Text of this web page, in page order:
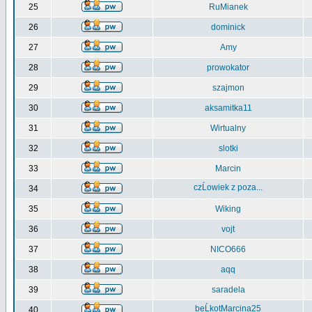
25 RuMianek
26 dominick
27 Amy
28 prowokator
29 szajmon
30 aksamitka11
31 Wirtualny
32 slotki
33 Marcin
34 czĹowiek z poza...
35 Wiking
36 vojt
37 NICO666
38 aqq
39 saradela
40 beĹkotMarcina25